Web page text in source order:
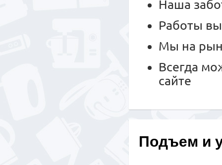
Наша
Работы
Мы на
Всегда
сайте
Подъем и